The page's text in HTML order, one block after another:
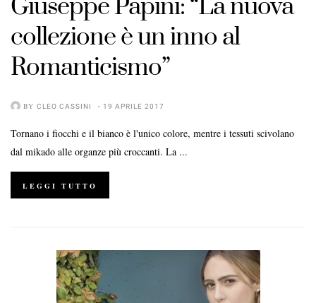
Giuseppe Papini: “La nuova
collezione è un inno al
Romanticismo”
BY CLEO CASSINI 19 APRILE 2017
Tornano i fiocchi e il bianco è l'unico colore, mentre i tessuti scivolano
dal mikado alle organze più croccanti. La ...
LEGGI TUTTO